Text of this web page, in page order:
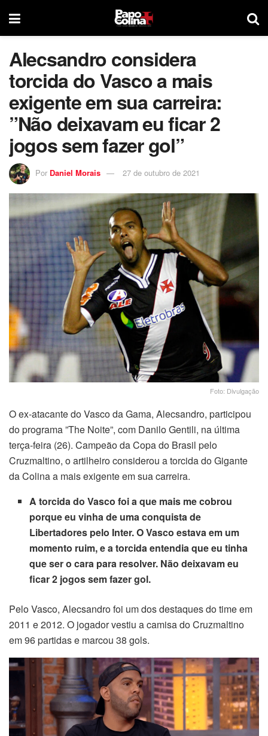
Alecsandro considera
torcida do Vasco a mais
exigente em sua carreira:
”Não deixavam eu ficar 2
jogos sem fazer gol”
Por Daniel Morais 27 de outubro de 2021
Foto: Divulgação
O ex-atacante do Vasco da Gama, Alecsandro, participou
do programa ”The Noite”, com Danilo Gentili, na última
terça-feira (26). Campeão da Copa do Brasil pelo
Cruzmaltino, o artilheiro considerou a torcida do Gigante
da Colina a mais exigente em sua carreira.
A torcida do Vasco foi a que mais me cobrou
porque eu vinha de uma conquista de
Libertadores pelo Inter. O Vasco estava em um
momento ruim, e a torcida entendia que eu tinha
que ser o cara para resolver. Não deixavam eu
ficar 2 jogos sem fazer gol.
Pelo Vasco, Alecsandro foi um dos destaques do time em
2011 e 2012. O jogador vestiu a camisa do Cruzmaltino
em 96 partidas e marcou 38 gols.